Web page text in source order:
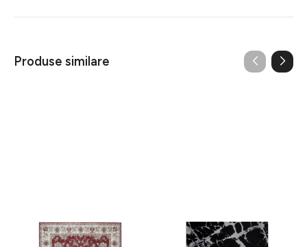
Produse similare
Covor rezistent Eko, ALT
Covor rezistent SM 21 -